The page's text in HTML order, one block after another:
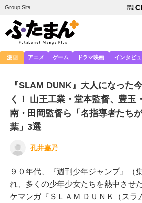
Group Site
漫画 アニメ ゲーム ドラマ映画 インタビ
『SLAM DUNK』大人になった
く！ 山王工業・堂本監督、豊玉
南・田岡監督ら「名指導者たち
葉」3選
孔井嘉乃
９０年代、『週刊少年ジャンプ』（
れ、多くの少年少女たちを熱中させ
ケマンガ『ＳＬＡＭ ＤＵＮＫ（スラ